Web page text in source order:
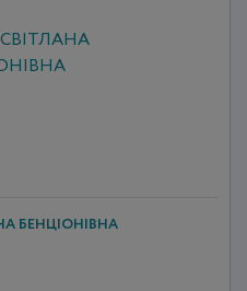
БЕНЦІОНІВНА